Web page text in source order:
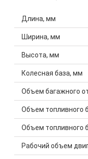
Длина, мм
Ширина, мм
Высота, мм
Колесная база, мм
Объем багажного
Объем топливного
Объем топливного
Рабочий объем